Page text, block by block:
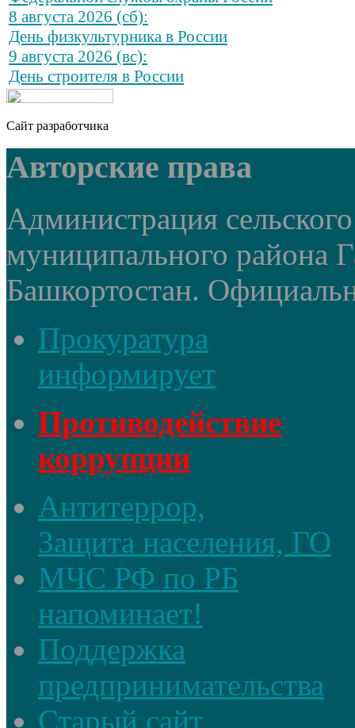
8 августа 2026 (сб):
День физкультурника в России
9 августа 2026 (вс):
День строителя в России
Сайт разработчика
Авторские права
Администрация
муниципального района
Башкортостан.
Прокуратура
информирует
Противодействие
коррупции
Антитеррор,
Защита населения, ГО
МЧС РФ по РБ
напоминает!
Поддержка
предпринимательства
Старый сайт